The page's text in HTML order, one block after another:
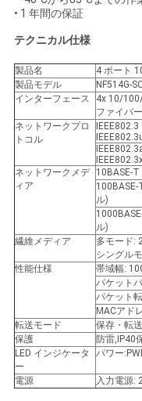
し
な
さ
い
地
プ
イ
バ
シ
• 1 年間の保証
テクニカル仕様
製品名
4 ポート
製品モデル
NF514G-
インターフェース
4x 10/
ファイバー
ネットワークプロ
トコル
ネットワークメデ
ィア
10BASE-
ル)
ル)
繊維メディア
多モード:
シングル
性能仕様
帯域幅:
パケット
パケット
MACアド
転送モード
保存・転送
保護
防雷,IP40
LED インジケータ
ー
パワー
電源 入力電源: